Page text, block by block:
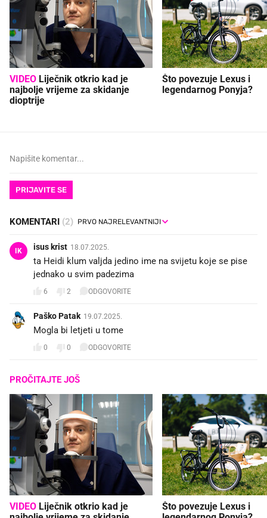
VIDEO
najbolje vrijeme za skidanje
dioptrije
Što povezuje Lexus i
legendarnog Ponyja?
PRIJAVITE SE
KOMENTARI (2)
IK isus krist 18.07.2025.
ta Heidi klum valjda jedino ime na svijetu koje se pise
jednako u svim padezima
6 2 ODGOVORITE
Paško Patak 19.07.2025.
Mogla bi letjeti u tome
0 0 ODGOVORITE
PROČITAJTE JOŠ
VIDEO
Što povezuje Lexus i